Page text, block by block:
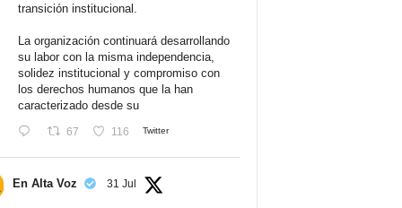
transición institucional.
La organización continuará desarrollando
su labor con la misma independencia,
solidez institucional y compromiso con
los derechos humanos que la han
caracterizado desde su
67 116 Twitter
En Alta Voz 31 Jul